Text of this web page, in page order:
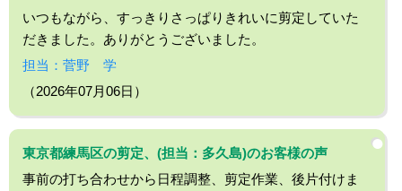
いつもながら、すっきりさっぱりきれいに剪定していた
だきました。ありがとうございました。
担当：菅野 学
（2026年07月06日）
東京都練馬区の剪定、(担当：多久島)のお客様の声
事前の打ち合わせから日程調整、剪定作業、後片付けま